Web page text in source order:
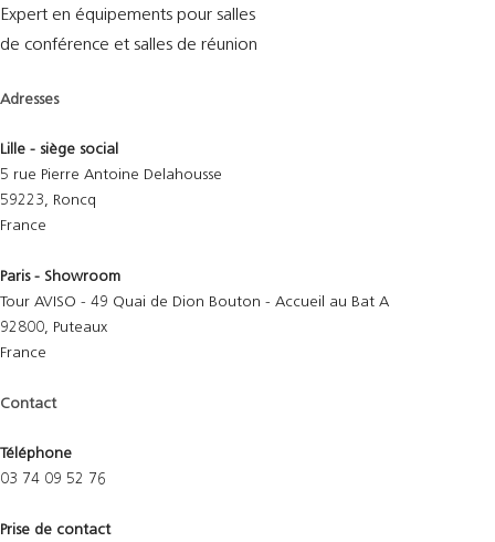
Expert en équipements pour salles
de conférence et salles de réunion
Adresses
Lille - siège social
5 rue Pierre Antoine Delahousse
59223, Roncq
France
Paris - Showroom
Tour AVISO - 49 Quai de Dion Bouton - Accueil au Bat A
92800, Puteaux
France
Contact
Téléphone
03 74 09 52 76
Prise de contact